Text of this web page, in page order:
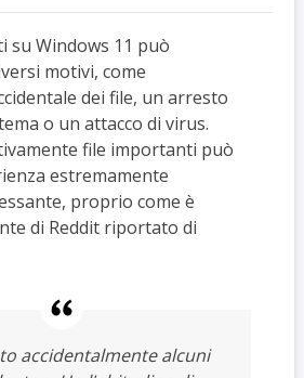
su Windows 11 può
motivi, come
dei file, un arresto
o un attacco di virus.
file importanti può
estremamente
proprio come è
di Reddit riportato di
accidentalmente alcuni